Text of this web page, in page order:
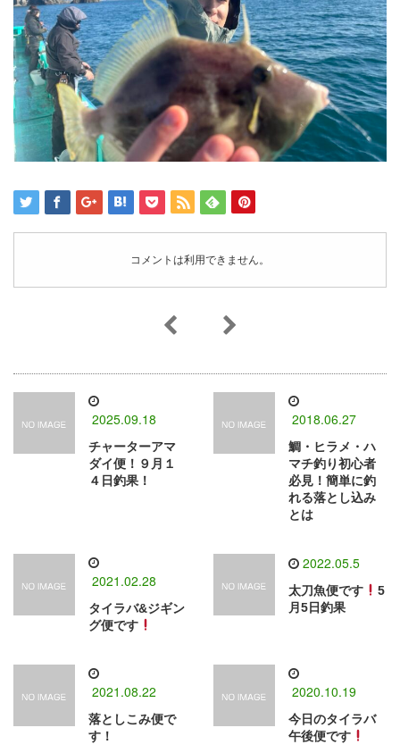
コメントは利用できません。
2025.09.18
チャーターアマ
ダイ便！９月１
４日釣果！
2018.06.27
鯛・ヒラメ・ハ
マチ釣り初心者
必見！簡単に釣
れる落とし込み
とは
2021.02.28
タイラバ&ジギン
グ便です
2022.05.5
太刀魚便です
5
月5日釣果
2021.08.22
落としこみ便で
す！
2020.10.19
今日のタイラバ
午後便です